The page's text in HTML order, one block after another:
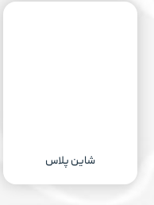
شاین پلاس